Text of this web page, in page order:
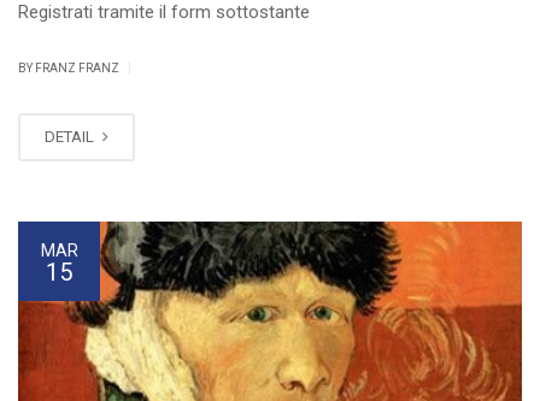
Registrati tramite il form sottostante
BY FRANZ FRANZ
DETAIL
MAR
15